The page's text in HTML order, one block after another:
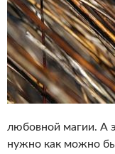
любовной магии. А
нужно как можно